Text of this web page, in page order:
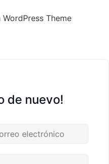
Theme
de nuevo!